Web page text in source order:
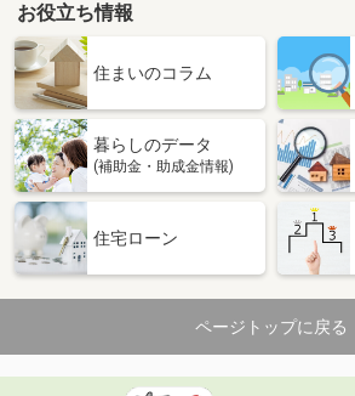
お役立ち情報
住まいのコラム
暮らしのデータ
(補助金・助成金情報)
住宅ローン
ページトップに戻る